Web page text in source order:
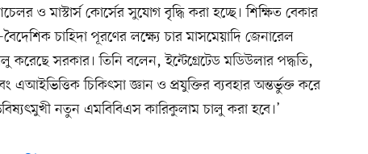
ও মাস্টার্স কোর্সের সুযোগ বৃদ্ধি করা হচ্ছে। শিক্ষিত বেকার
বৈদেশিক চাহিদা পূরণের লক্ষ্যে চার মাসমেয়াদি জেনারেল
করেছে সরকার। তিনি বলেন, ইন্টেগ্রেটেড মডিউলার পদ্ধতি,
এআইভিত্তিক চিকিৎসা জ্ঞান ও প্রযুক্তির ব্যবহার অন্তর্ভুক্ত করে
নতুন এমবিবিএস কারিকুলাম চালু করা হবে।’